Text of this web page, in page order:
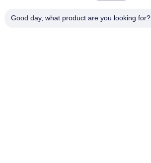
Good day, what product are you looking for?